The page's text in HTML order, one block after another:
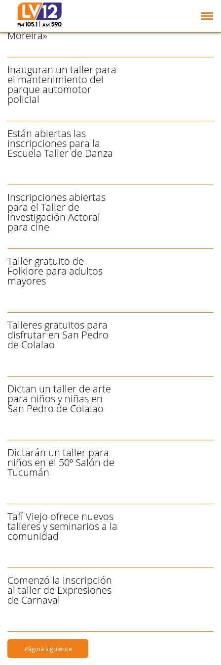
El Taller de Adultos
Mayores presentará la
obra «La disgracia de
Moreira»
Inauguran un taller para
el mantenimiento del
parque automotor
policial
Están abiertas las
inscripciones para la
Escuela Taller de Danza
Inscripciones abiertas
para el Taller de
Investigación Actoral
para cine
Taller gratuito de
Folklore para adultos
mayores
Talleres gratuitos para
disfrutar en San Pedro
de Colalao
Dictan un taller de arte
para niños y niñas en
San Pedro de Colalao
Dictarán un taller para
niños en el 50º Salón de
Tucumán
Tafí Viejo ofrece nuevos
talleres y seminarios a la
comunidad
Comenzó la inscripción
al taller de Expresiones
de Carnaval
Página siguiente